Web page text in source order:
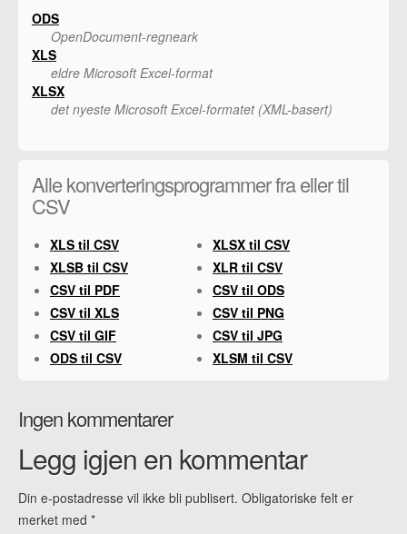
ODS
OpenDocument-regneark
XLS
eldre Microsoft Excel-format
XLSX
det nyeste Microsoft Excel-formatet (XML-basert)
Alle konverteringsprogrammer fra eller til
CSV
XLS til CSV
XLSX til CSV
XLSB til CSV
XLR til CSV
CSV til PDF
CSV til ODS
CSV til XLS
CSV til PNG
CSV til GIF
CSV til JPG
ODS til CSV
XLSM til CSV
Ingen kommentarer
Legg igjen en kommentar
Din e-postadresse vil ikke bli publisert. Obligatoriske felt er
merket med *